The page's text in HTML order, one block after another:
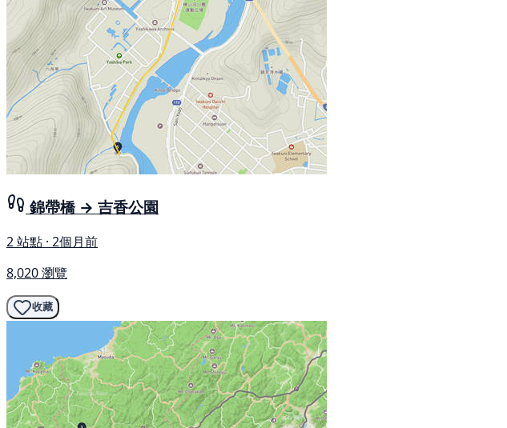
錦帶橋 → 吉香公園
2 站點 · 2個月前
8,020 瀏覽
收藏